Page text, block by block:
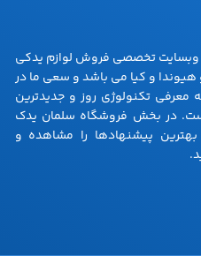
تخصصی فروش لوازم یدکی
هیوندا و کیا می باشد و سعی ما در
معرفی تکنولوژی روز و جدیدترین
در بخش فروشگاه سلمان یدک
پیشنهادها را مشاهده و